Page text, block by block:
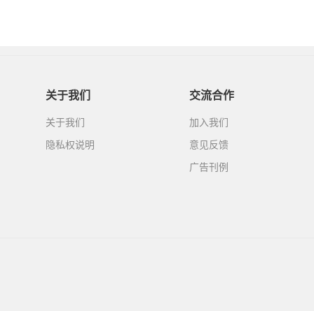
关于我们
关于我们
隐私权说明
交流合作
加入我们
意见反馈
广告刊例